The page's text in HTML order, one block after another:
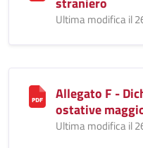
Ultima modifica il
Allegato F -
ostative
Ultima modifica il